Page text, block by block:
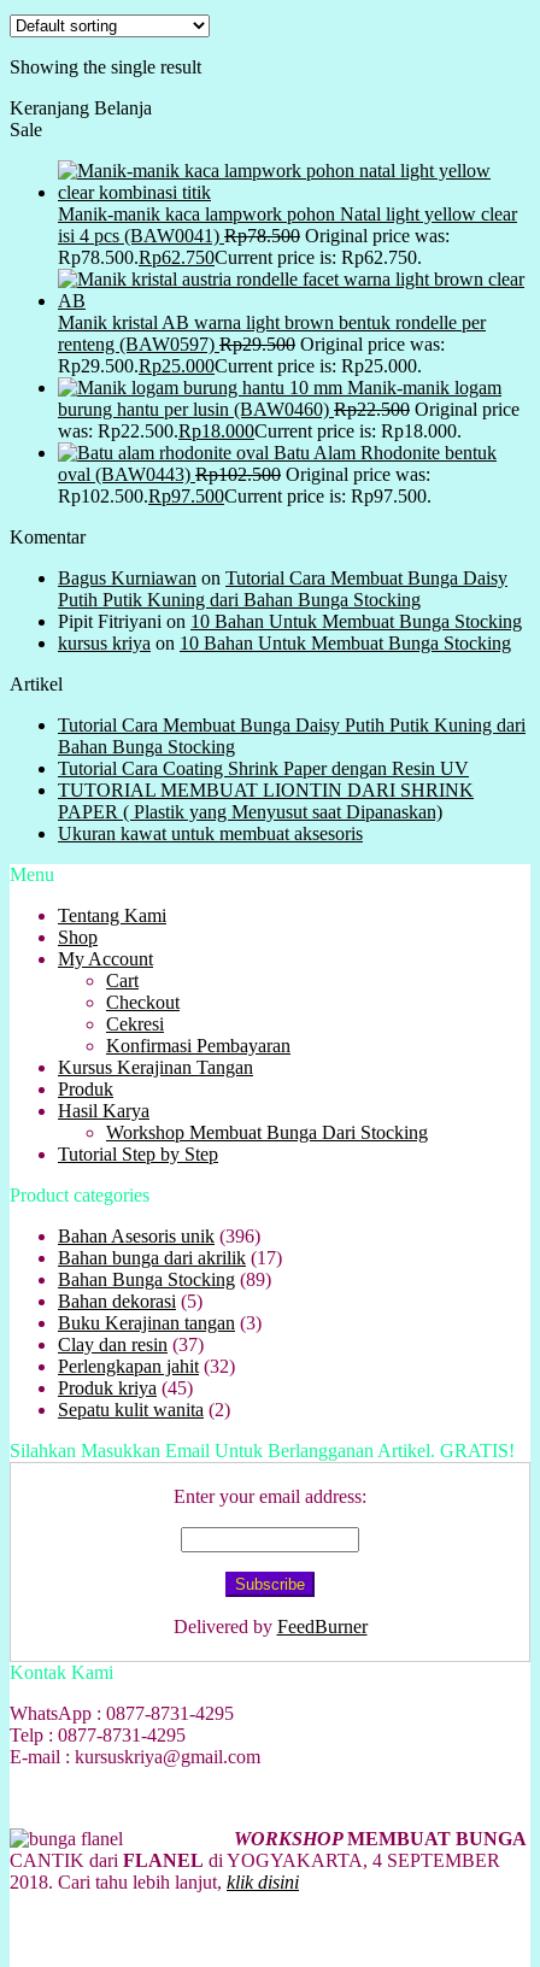
Showing the single result
Keranjang Belanja
Sale
Manik-manik kaca lampwork pohon Natal light yellow clear
isi 4 pcs (BAW0041) Rp78.500 Original price was:
Rp78.500.Rp62.750Current price is: Rp62.750.
Manik kristal AB warna light brown bentuk rondelle per
renteng (BAW0597) Rp29.500 Original price was:
Rp29.500.Rp25.000Current price is: Rp25.000.
Manik-manik logam
burung hantu per lusin (BAW0460) Rp22.500 Original price
was: Rp22.500.Rp18.000Current price is: Rp18.000.
Batu Alam Rhodonite bentuk
oval (BAW0443) Rp102.500 Original price was:
Rp102.500.Rp97.500Current price is: Rp97.500.
Komentar
Bagus Kurniawan on Tutorial Cara Membuat Bunga Daisy
Putih Putik Kuning dari Bahan Bunga Stocking
Pipit Fitriyani on 10 Bahan Untuk Membuat Bunga Stocking
kursus kriya on 10 Bahan Untuk Membuat Bunga Stocking
Artikel
Tutorial Cara Membuat Bunga Daisy Putih Putik Kuning dari
Bahan Bunga Stocking
Tutorial Cara Coating Shrink Paper dengan Resin UV
TUTORIAL MEMBUAT LIONTIN DARI SHRINK
PAPER ( Plastik yang Menyusut saat Dipanaskan)
Ukuran kawat untuk membuat aksesoris
Menu
Tentang Kami
Shop
My Account
Cart
Checkout
Cekresi
Konfirmasi Pembayaran
Kursus Kerajinan Tangan
Produk
Hasil Karya
Workshop Membuat Bunga Dari Stocking
Tutorial Step by Step
Product categories
Bahan Asesoris unik (396)
Bahan bunga dari akrilik (17)
Bahan Bunga Stocking (89)
Bahan dekorasi (5)
Buku Kerajinan tangan (3)
Clay dan resin (37)
Perlengkapan jahit (32)
Produk kriya (45)
Sepatu kulit wanita (2)
Silahkan Masukkan Email Untuk Berlangganan Artikel. GRATIS!
Enter your email address:
Delivered by FeedBurner
Kontak Kami
WhatsApp : 0877-8731-4295
Telp : 0877-8731-4295
E-mail : kursuskriya@gmail.com
WORKSHOPMEMBUAT BUNGA
CANTIK dari FLANEL di YOGYAKARTA, 4 SEPTEMBER
2018. Cari tahu lebih lanjut, klik disini